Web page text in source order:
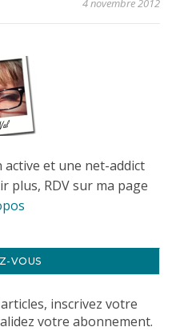
4 novembre 2012
active et une net-addict
plus, RDV sur ma page
VOUS
inscrivez votre
votre abonnement.